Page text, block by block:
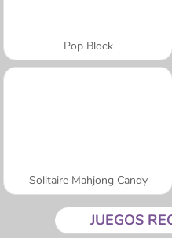
Pop Block
Solitaire Mahjong Candy
JUEGOS